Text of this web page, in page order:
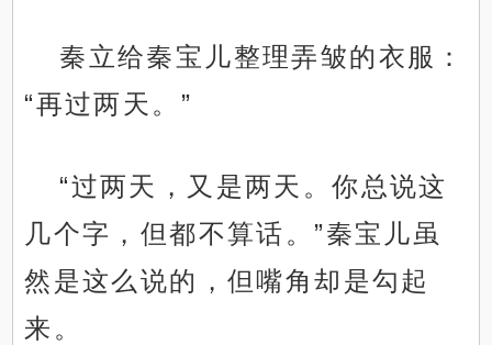
秦立给秦宝儿整理弄皱的衣服：
“再过两天。”
“过两天，又是两天。你总说这
几个字，但都不算话。”秦宝儿虽
然是这么说的，但嘴角却是勾起
来。